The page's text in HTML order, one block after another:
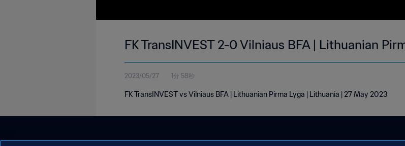
FK TransINVEST 2-0 Vilniaus BFA | Lithuanian
2023/05/27 1分 58秒
FK TransINVEST vs Vilniaus BFA | Lithuanian Pirma Lyga | Lithuania | 27 May 2023